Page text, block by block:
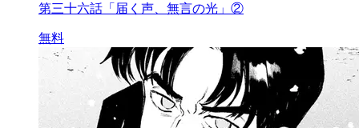
第三十六話「届く声、無言の光」②
無料